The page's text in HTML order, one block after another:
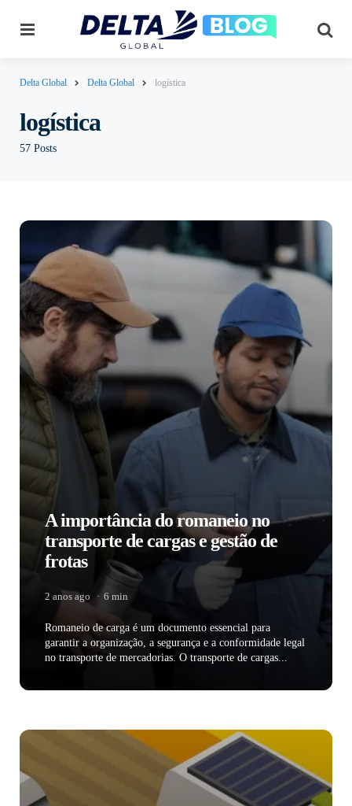
Delta Global Delta Global logística
57 Posts
logística
A importância do romaneio no
transporte de cargas e gestão de
frotas
2 anos ago 6 min
Romaneio de carga é um documento essencial para
garantir a organização, a segurança e a conformidade legal
no transporte de mercadorias. O transporte de cargas...